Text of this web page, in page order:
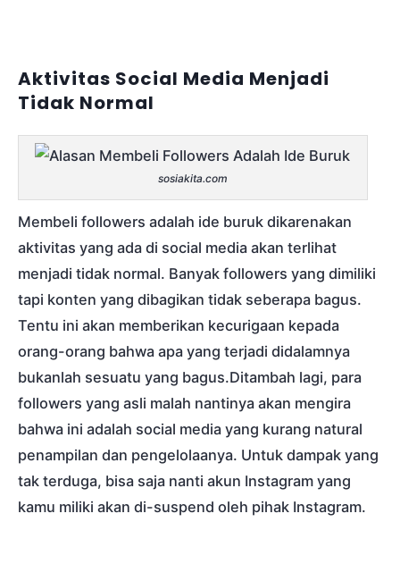
Aktivitas Social Media Menjadi
Tidak Normal
sosiakita.com
Membeli followers adalah ide buruk dikarenakan
aktivitas yang ada di social media akan terlihat
menjadi tidak normal. Banyak followers yang dimiliki
tapi konten yang dibagikan tidak seberapa bagus.
Tentu ini akan memberikan kecurigaan kepada
orang-orang bahwa apa yang terjadi didalamnya
bukanlah sesuatu yang bagus.Ditambah lagi, para
followers yang asli malah nantinya akan mengira
bahwa ini adalah social media yang kurang natural
penampilan dan pengelolaanya. Untuk dampak yang
tak terduga, bisa saja nanti akun Instagram yang
kamu miliki akan di-suspend oleh pihak Instagram.